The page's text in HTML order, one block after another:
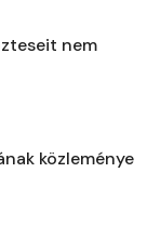
nem
közleménye